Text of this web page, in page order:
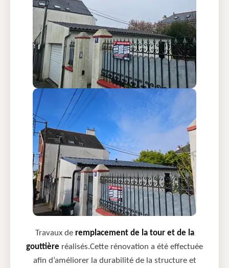
Travaux de remplacement de la tour et de la
gouttière réalisés.Cette rénovation a été effectuée
afin d’améliorer la durabilité de la structure et